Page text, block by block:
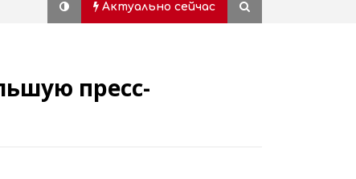
Актуально сейчас
Дворец молодежи, также
пресс-